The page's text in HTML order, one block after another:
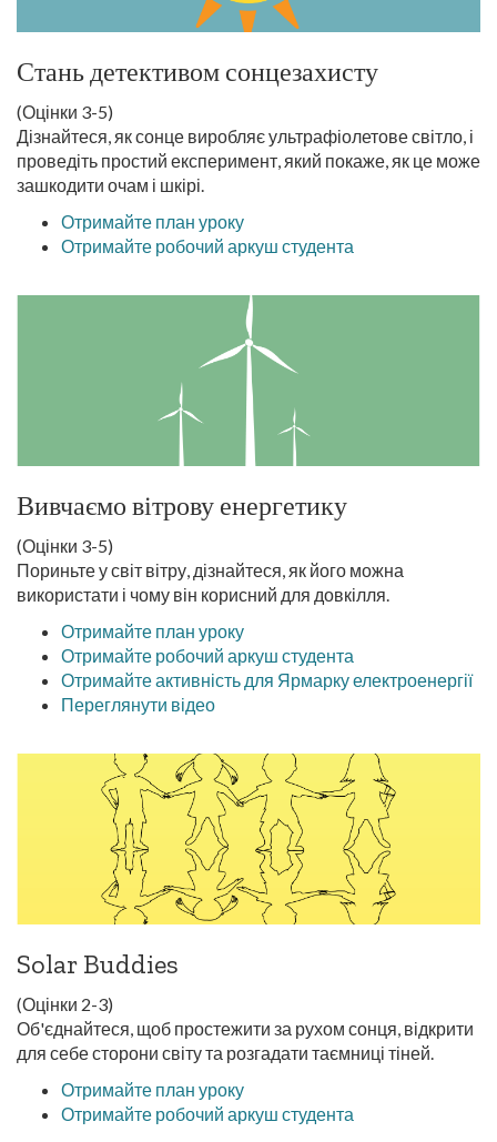
Стань детективом сонцезахисту
(Оцінки 3-5)
Дізнайтеся, як сонце виробляє ультрафіолетове світло, і
проведіть простий експеримент, який покаже, як це може
зашкодити очам і шкірі.
Отримайте план уроку
Отримайте робочий аркуш студента
Вивчаємо вітрову енергетику
(Оцінки 3-5)
Пориньте у світ вітру, дізнайтеся, як його можна
використати і чому він корисний для довкілля.
Отримайте план уроку
Отримайте робочий аркуш студента
Отримайте активність для Ярмарку електроенергії
Переглянути відео
Solar Buddies
(Оцінки 2-3)
Об'єднайтеся, щоб простежити за рухом сонця, відкрити
для себе сторони світу та розгадати таємниці тіней.
Отримайте план уроку
Отримайте робочий аркуш студента